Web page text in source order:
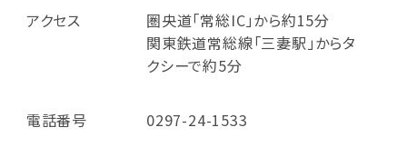
アクセス
圏央道「常総IC」から約15分
関東鉄道常総線「三妻駅」からタ
クシーで約5分
電話番号 0297-24-1533